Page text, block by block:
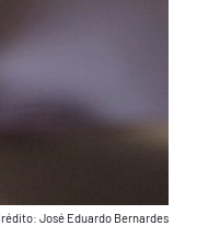
José Eduardo Bernardes